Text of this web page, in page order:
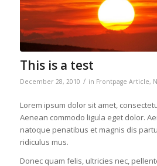
This is a test
December 28, 2010 / in Frontpage Article,
Lorem ipsum dolor sit amet,
Aenean commodo ligula eget dolor.
natoque penatibus et magnis dis
ridiculus mus.
Donec quam felis, ultricies nec,